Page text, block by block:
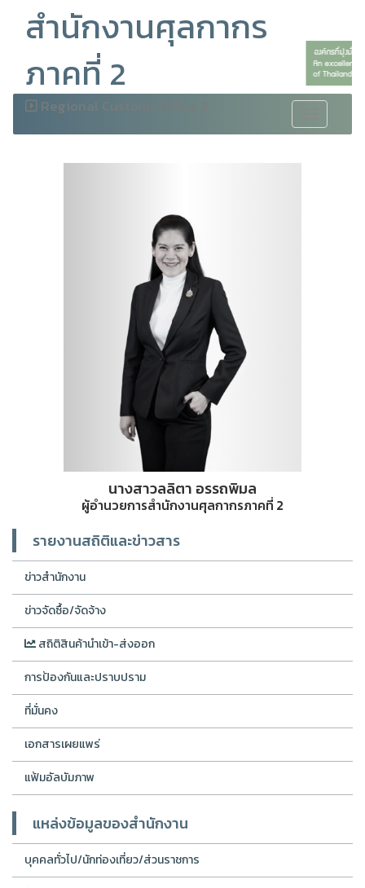
สำนักงานศุลกากร
ภาคที่ 2
Regional Customs Office 2
navigation
นางสาวลลิตา อรรถพิมล
ผู้อำนวยการสำนักงานศุลกากรภาคที่ 2
รายงานสถิติและข่าวสาร
ข่าวสำนักงาน
ข่าวจัดซื้อ/จัดจ้าง
สถิติสินค้านำเข้า-ส่งออก
การป้องกันและปราบปราม
ที่มั่นคง
เอกสารเผยแพร่
แฟ้มอัลบัมภาพ
แหล่งข้อมูลของสำนักงาน
บุคคลทั่วไป/นักท่องเที่ยว/ส่วนราชการ